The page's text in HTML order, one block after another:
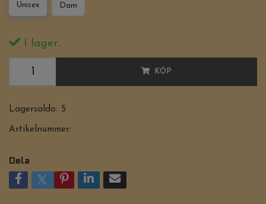
Unisex Dam
I lager.
KÖP
Lagersaldo: 5
Artikelnummer:
Dela